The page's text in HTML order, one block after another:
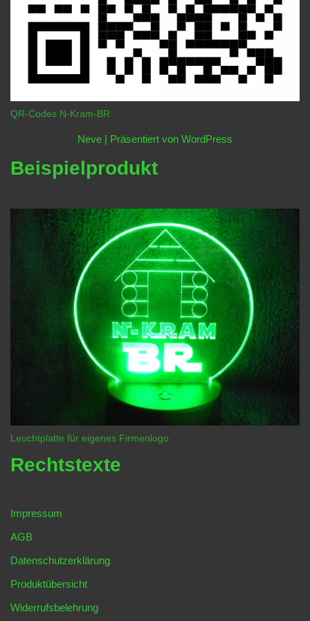
QR-Codes N-Kram-BR
Neve | Präsentiert von WordPress
Beispielprodukt
Leuchtplatte für eigenes Firmenlogo
Rechtstexte
Impressum
AGB
Datenschutzerklärung
Produktübersicht
Widerrufsbelehrung